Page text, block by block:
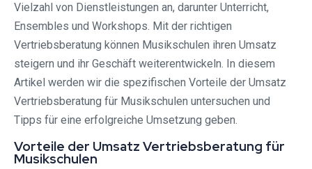
Vielzahl von Dienstleistungen an, darunter Unterricht,
Ensembles und Workshops. Mit der richtigen
Vertriebsberatung können Musikschulen ihren Umsatz
steigern und ihr Geschäft weiterentwickeln. In diesem
Artikel werden wir die spezifischen Vorteile der Umsatz
Vertriebsberatung für Musikschulen untersuchen und
Tipps für eine erfolgreiche Umsetzung geben.
Vorteile der Umsatz Vertriebsberatung für
Musikschulen